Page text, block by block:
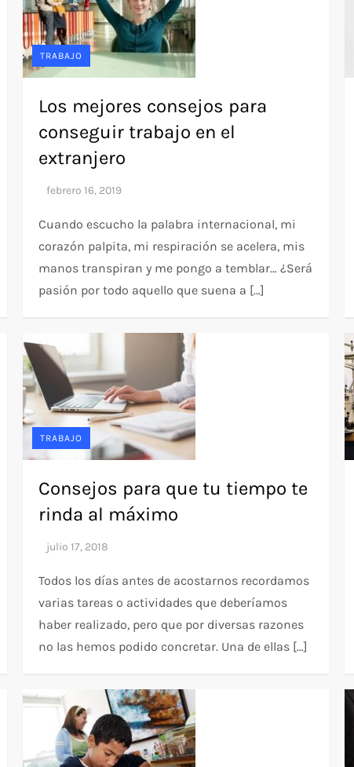
TRABAJO
Los mejores consejos para
conseguir trabajo en el
extranjero
Cuando escucho la palabra internacional, mi
corazón palpita, mi respiración se acelera, mis
manos transpiran y me pongo a temblar… ¿Será
pasión por todo aquello que suena a […]
TRABAJO
Consejos para que tu tiempo te
rinda al máximo
Todos los días antes de acostarnos recordamos
varias tareas o actividades que deberíamos
haber realizado, pero que por diversas razones
no las hemos podido concretar. Una de ellas […]